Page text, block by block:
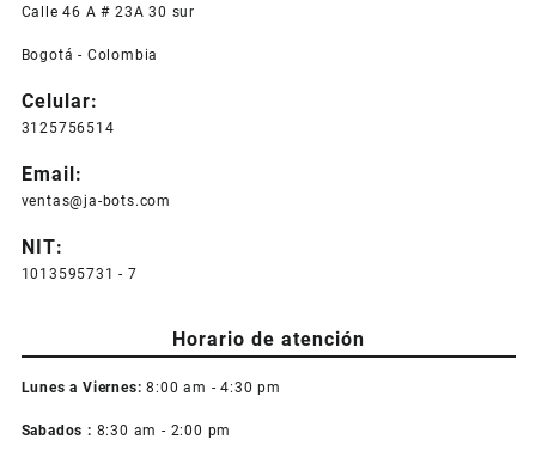
Calle 46 A # 23A 30 sur
Bogotá - Colombia
Celular:
3125756514
Email:
ventas@ja-bots.com
NIT:
1013595731 - 7
Horario de atención
Lunes a Viernes: 8:00 am - 4:30 pm
Sabados : 8:30 am - 2:00 pm